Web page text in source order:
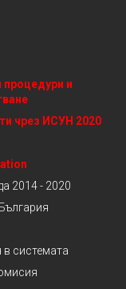
процедури и
чрез ИСУН 2020
2014 - 2020
системата